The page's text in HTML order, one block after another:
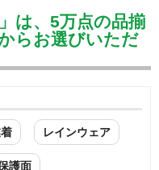
は、5万点の品揃
らお選びいただ
レインウェア
護面